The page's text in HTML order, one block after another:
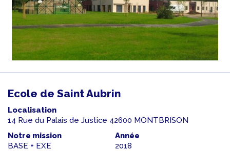
Ecole de Saint Aubrin
Localisation
14 Rue du Palais de Justice 42600 MONTBRISON
Notre mission
BASE + EXE
Année
2018